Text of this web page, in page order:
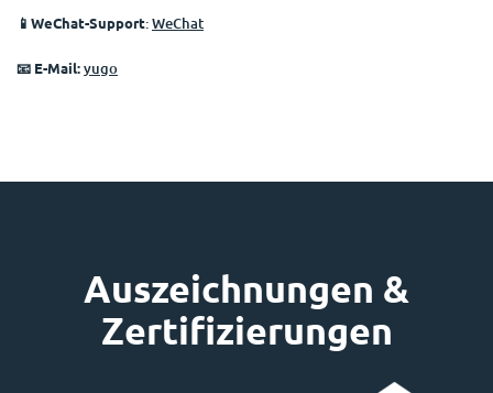
📱WeChat-Support:WeChat
📧 E-Mail:yugo
Auszeichnungen &
Zertifizierungen